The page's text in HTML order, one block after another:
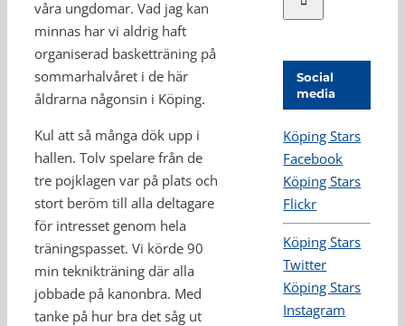
våra ungdomar. Vad jag kan
minnas har vi aldrig haft
organiserad basketträning på
sommarhalvåret i de här
åldrarna någonsin i Köping.
Kul att så många dök upp i
hallen. Tolv spelare från de
tre pojklagen var på plats och
stort beröm till alla deltagare
för intresset genom hela
träningspasset. Vi körde 90
min teknikträning där alla
jobbade på kanonbra. Med
tanke på hur bra det såg ut
Social
media
Köping Stars
Facebook
Köping Stars
Flickr
Köping Stars
Twitter
Köping Stars
Instagram